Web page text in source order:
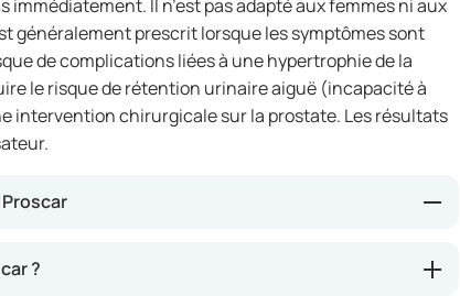
immédiatement. Il n’est pas adapté aux femmes ni aux
généralement prescrit lorsque les symptômes sont
de complications liées à une hypertrophie de la
le risque de rétention urinaire aiguë (incapacité à
intervention chirurgicale sur la prostate. Les résultats
(DHT) dans la prostate. Cela peut entraîner une
?